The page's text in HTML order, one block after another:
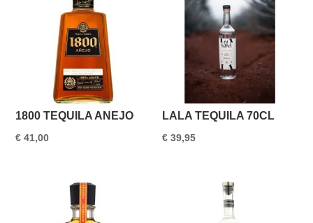
1800 TEQUILA ANEJO
€ 41,00
LALA TEQUILA 70CL
€ 39,95